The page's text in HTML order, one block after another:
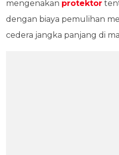
mengenakan protektor
dengan biaya pemulihan
cedera jangka panjang di